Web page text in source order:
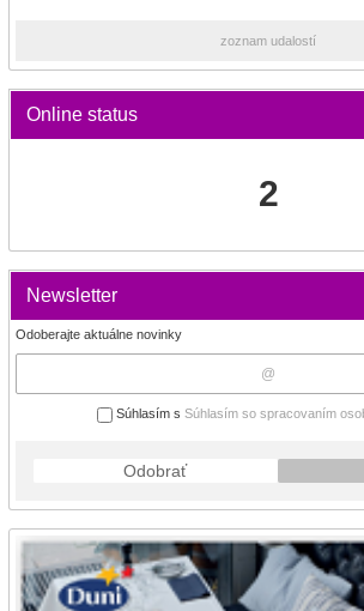
zoznam udalostí
Online status
2
Newsletter
Odoberajte aktuálne novinky
Súhlasím s Súhlasím so spracovaním
Odobrať